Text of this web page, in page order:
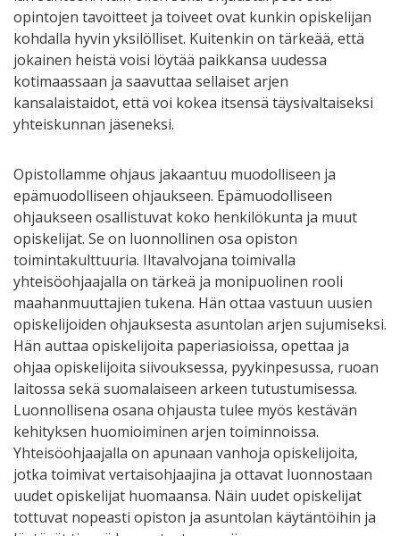
opintojen tavoitteet ja toiveet ovat kunkin opiskelijan
kohdalla hyvin yksilölliset. Kuitenkin on tärkeää, että
jokainen heistä voisi löytää paikkansa uudessa
kotimaassaan ja saavuttaa sellaiset arjen
kansalaistaidot, että voi kokea itsensä täysivaltaiseksi
yhteiskunnan jäseneksi.
Opistollamme ohjaus jakaantuu muodolliseen ja
epämuodolliseen ohjaukseen. Epämuodolliseen
ohjaukseen osallistuvat koko henkilökunta ja muut
opiskelijat. Se on luonnollinen osa opiston
toimintakulttuuria. Iltavalvojana toimivalla
yhteisöohjaajalla on tärkeä ja monipuolinen rooli
maahanmuuttajien tukena. Hän ottaa vastuun uusien
opiskelijoiden ohjauksesta asuntolan arjen sujumiseksi.
Hän auttaa opiskelijoita paperiasioissa, opettaa ja
ohjaa opiskelijoita siivouksessa, pyykinpesussa, ruoan
laitossa sekä suomalaiseen arkeen tutustumisessa.
Luonnollisena osana ohjausta tulee myös kestävän
kehityksen huomioiminen arjen toiminnoissa.
Yhteisöohjaajalla on apunaan vanhoja opiskelijoita,
jotka toimivat vertaisohjaajina ja ottavat luonnostaan
uudet opiskelijat huomaansa. Näin uudet opiskelijat
tottuvat nopeasti opiston ja asuntolan käytäntöihin ja